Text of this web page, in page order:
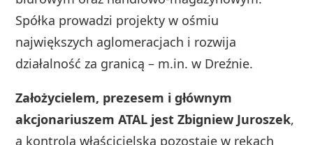
Spółka prowadzi projekty w ośmiu
największych aglomeracjach i rozwija
działalność za granicą – m.in. w Dreźnie.
Założycielem, prezesem i głównym
akcjonariuszem ATAL jest Zbigniew Juroszek,
a kontrola właścicielska pozostaje w rękach